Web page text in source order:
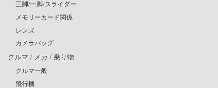
三脚/一脚/スライダー
メモリーカード関係
レンズ
カメラバッグ
クルマ / メカ / 乗り物
クルマ一般
飛行機